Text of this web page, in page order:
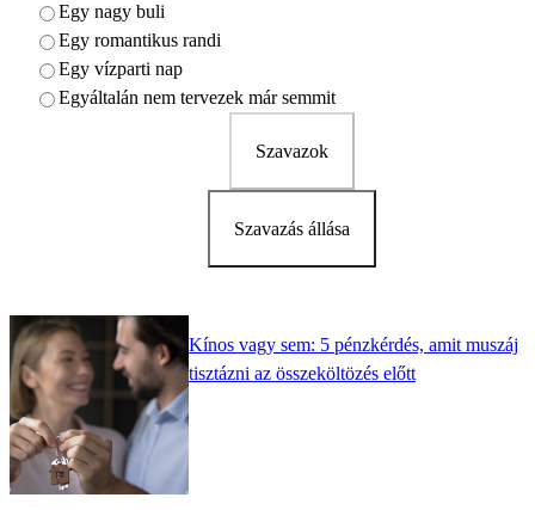
Egy nagy buli
Egy romantikus randi
Egy vízparti nap
Egyáltalán nem tervezek már semmit
Szavazok
Szavazás állása
Kínos vagy sem: 5 pénzkérdés, amit muszáj
tisztázni az összeköltözés előtt